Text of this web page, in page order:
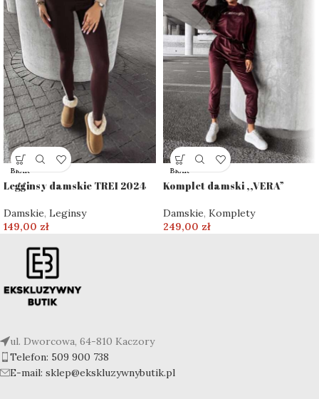
BRAK
Legginsy damskie TREI 2024
Damskie, Leginsy
149,00 zł
BRAK
Komplet damski ,,VERA”
Damskie, Komplety
249,00 zł
ul. Dworcowa, 64-810 Kaczory
Telefon: 509 900 738
E-mail: sklep@ekskluzywnybutik.pl